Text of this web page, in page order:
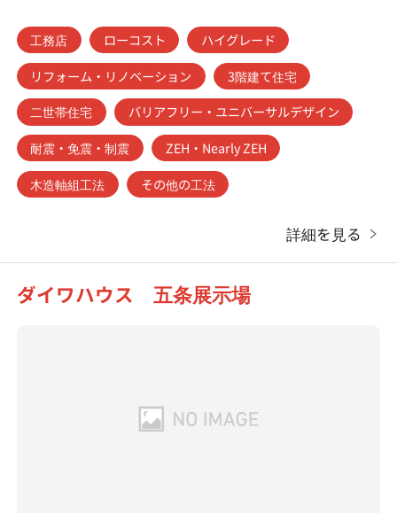
工務店 ローコスト
ハイグレード
リフォーム・リノベーション
3階建て住宅
二世帯住宅
バリアフリー・ユニバーサルデザイン
耐震・免震・制震
ZEH・Nearly ZEH
木造軸組工法
その他の工法
詳細を見る
ダイワハウス 五条展示場